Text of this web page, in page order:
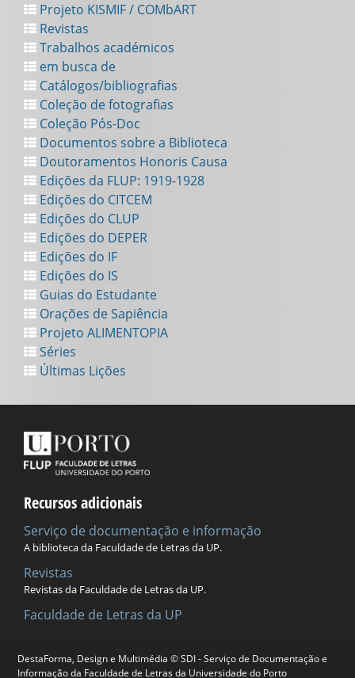
DestaForma, Design e Multimédia © SDI - Serviço de Documentação e
Informação da Faculdade de Letras da Universidade do Porto
Projeto KISMIF / COMbART
Revistas
Trabalhos académicos
em busca de
Catálogos/bibliografias
Coleção de fotografias
Coleção Pós-Doc
Documentos sobre a Biblioteca
Doutoramentos Honoris Causa
Edições da FLUP: 1919-1928
Edições do CITCEM
Edições do CLUP
Edições do DEPER
Edições do IF
Edições do IS
Guias do Estudante
Orações de Sapiência
Projeto ALIMENTOPIA
Séries
Últimas Lições
Recursos adicionais
Serviço de documentação e informação
A biblioteca da Faculdade de Letras da UP.
Revistas
Revistas da Faculdade de Letras da UP.
Faculdade de Letras da UP
Universidade do Porto